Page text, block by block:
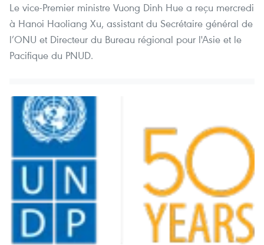
Le vice-Premier ministre Vuong Dinh Hue a reçu mercredi
à Hanoi Haoliang Xu, assistant du Secrétaire général de
l’ONU et Directeur du Bureau régional pour l'Asie et le
Pacifique du PNUD.